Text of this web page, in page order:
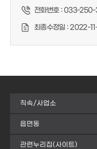
전화번호 :033-250-
최종수정일 :2022-
직속/사업소
읍면동
관련누리집(사이트)